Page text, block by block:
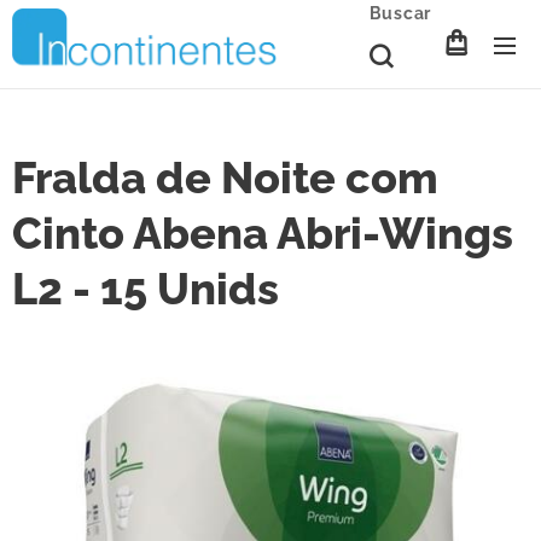
Buscar
Fralda de Noite com
Cinto Abena Abri-Wings
L2 - 15 Unids